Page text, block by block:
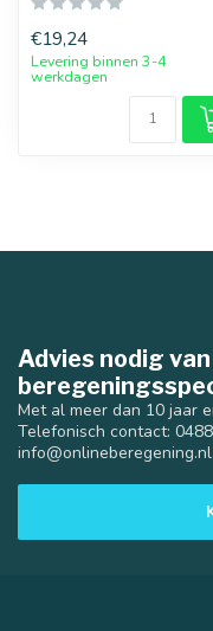
€19,24
Levering binnen 3-4
werkdagen
Advies nodig
Met al meer dan 10 jaar
Telefonisch contact:
info@onlineberegening.nl